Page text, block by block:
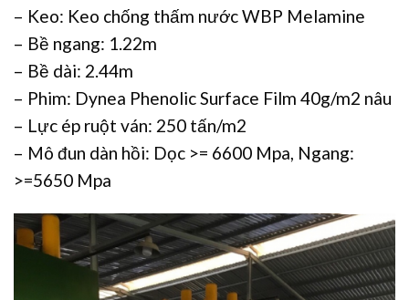
– Keo: Keo chống thấm nước WBP Melamine
– Bề ngang: 1.22m
– Bề dài: 2.44m
– Phim: Dynea Phenolic Surface Film 40g/m2 nâu
– Lực ép ruột ván: 250 tấn/m2
– Mô đun dàn hồi: Dọc >= 6600 Mpa, Ngang:
>=5650 Mpa